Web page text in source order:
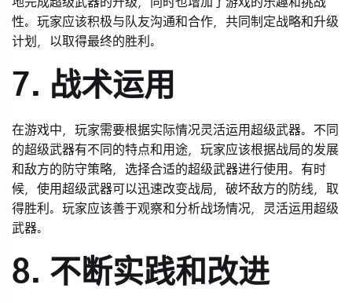
性。玩家应该积极与队友沟通和合作，共同制定战略和升级
计划，以取得最终的胜利。
7. 战术运用
在游戏中，玩家需要根据实际情况灵活运用超级武器。不同
的超级武器有不同的特点和用途，玩家应该根据战局的发展
和敌方的防守策略，选择合适的超级武器进行使用。有时
候，使用超级武器可以迅速改变战局，破坏敌方的防线，取
得胜利。玩家应该善于观察和分析战场情况，灵活运用超级
武器。
8. 不断实践和改进